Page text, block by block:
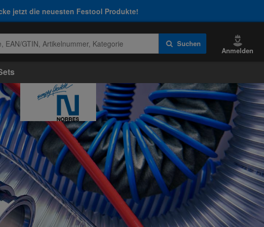
jetzt die neuesten Festool Produkte!
Suchen
Anmelden